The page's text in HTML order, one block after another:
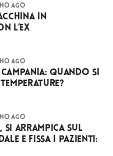
ago
in
l’ex
ago
quando si
ago
si arrampica sul
e fissa i pazienti: